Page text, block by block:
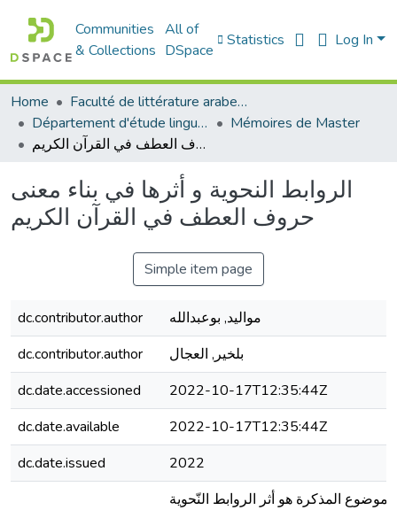
Communities
& Collections
All of
DSpace
Statistics Log In
Home
Faculté de littérature arabe et des arts
Département d'étude linguistique
Mémoires de Master
الروابط النحوية و أثرها في بناء معنى حروف العطف في القرآن الكريم
الروابط النحوية و أثرها في بناء معنى
حروف العطف في القرآن الكريم
Simple item page
dc.contributor.author
مواليد, بوعبدالله
dc.contributor.author
بلخير, العجال
dc.date.accessioned
2022-10-17T12:35:44Z
dc.date.available
2022-10-17T12:35:44Z
dc.date.issued
2022
موضوع المذكرة هو أثر الروابط النّحوية